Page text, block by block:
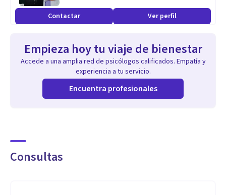
diagnóstico. Aporto una mirada fresca y multidimensional,
combinando formación académica con un conocimiento
la vida diaria. Además, mi experiencia como mentora y
docente me permite traducir conceptos complejos en
herramientas prácticas que facilitan la integración del
Contactar Ver perfil
Empieza hoy tu viaje de bienestar
Accede a una amplia red de psicólogos calificados. Empatía y
experiencia a tu servicio.
Encuentra profesionales
Consultas